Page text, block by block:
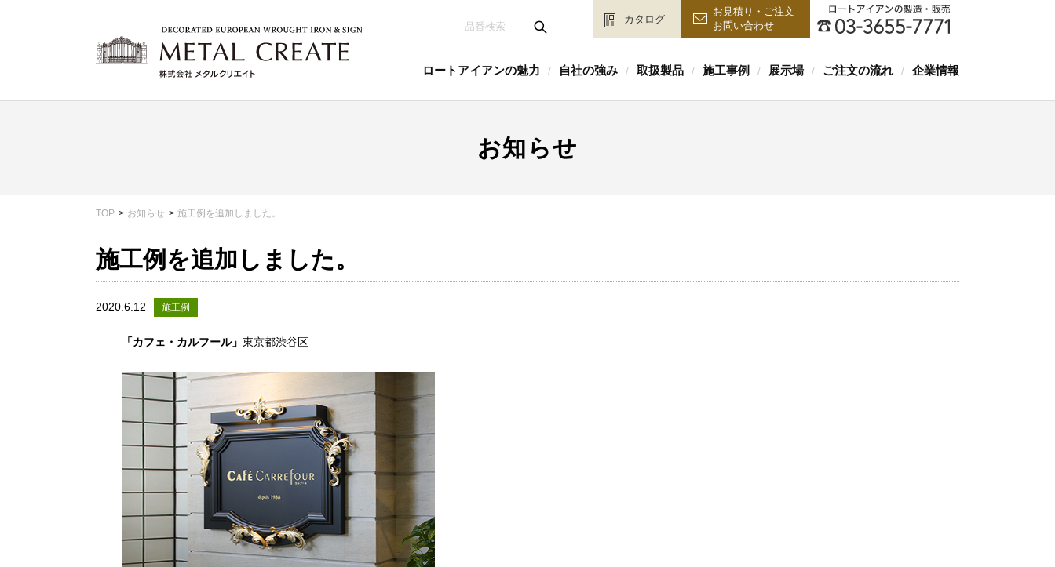
カタログ
お見積り・ご注文
お問い合わせ
ロートアイアンの魅力 / 自社の強み / 取扱製品 / 施工事例 / 展示場 / ご注文の流れ / 企業情報
お知らせ
TOP お知らせ 施工例を追加しました。
施工例を追加しました。
2020.6.12 施工例
「カフェ・カルフール」 東京都渋谷区